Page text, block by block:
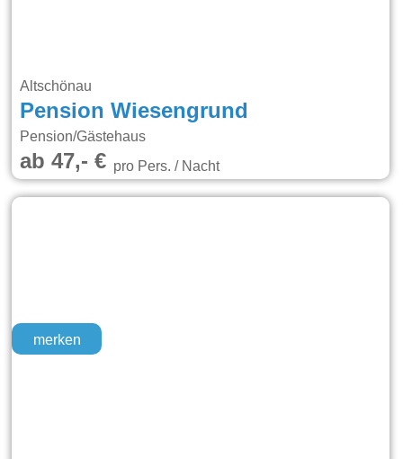
Altschönau
Pension Wiesengrund
Pension/Gästehaus
ab 47,- €pro Pers. / Nacht
merken